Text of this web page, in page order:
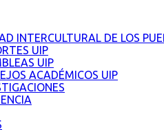
INTERCULTURAL DE LOS
UIP
UIP
ACADÉMICOS UIP